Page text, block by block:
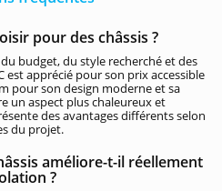
pour des châssis ?
budget, du style recherché et des
est apprécié pour son prix accessible
pour son design moderne et sa
un aspect plus chaleureux et
des avantages différents selon
du projet.
améliore-t-il réellement
?